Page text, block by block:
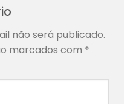
não será publicado.
marcados com *